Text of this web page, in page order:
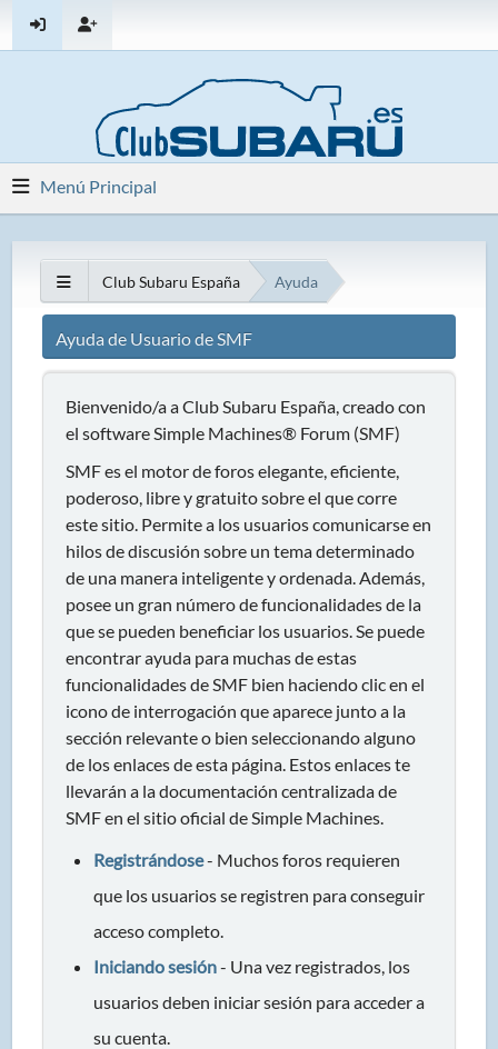
Menú Principal
Club Subaru España Ayuda
Ayuda de Usuario de SMF
Bienvenido/a a Club Subaru España, creado con
el software Simple Machines® Forum (SMF)
SMF es el motor de foros elegante, eficiente,
poderoso, libre y gratuito sobre el que corre
este sitio. Permite a los usuarios comunicarse en
hilos de discusión sobre un tema determinado
de una manera inteligente y ordenada. Además,
posee un gran número de funcionalidades de la
que se pueden beneficiar los usuarios. Se puede
encontrar ayuda para muchas de estas
funcionalidades de SMF bien haciendo clic en el
icono de interrogación que aparece junto a la
sección relevante o bien seleccionando alguno
de los enlaces de esta página. Estos enlaces te
llevarán a la documentación centralizada de
SMF en el sitio oficial de Simple Machines.
Registrándose- Muchos foros requieren
que los usuarios se registren para conseguir
acceso completo.
Iniciando sesión- Una vez registrados, los
usuarios deben iniciar sesión para acceder a
su cuenta.